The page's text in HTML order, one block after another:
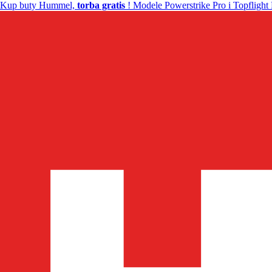
Kup buty Hummel, torba gratis ! Modele Powerstrike Pro i Topflight